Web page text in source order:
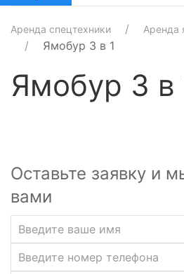
Аренда спецтехники Аренда
Ямобур 3 в 1
Ямобур 3 в
Оставьте заявку и
вами